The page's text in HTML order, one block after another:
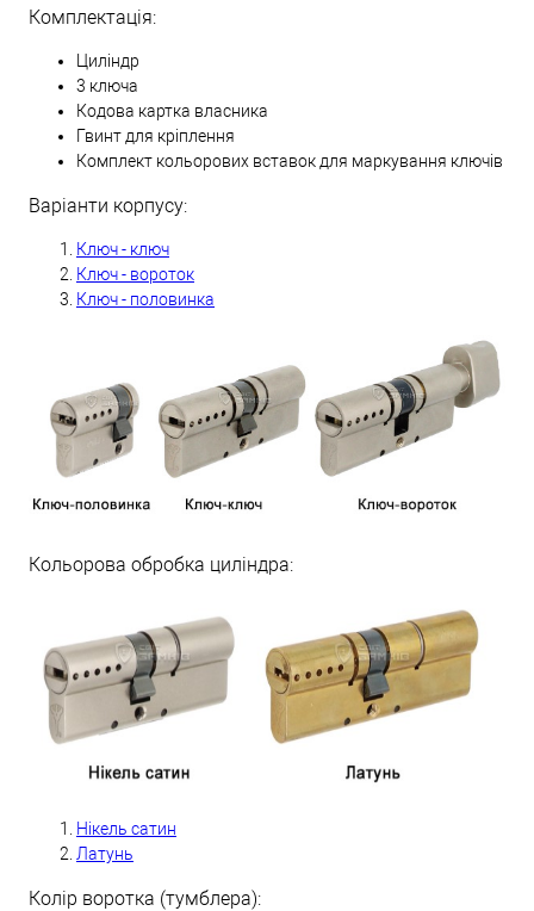
Комплектація:
Циліндр
3 ключа
Кодова картка власника
Гвинт для кріплення
Комплект кольорових вставок для маркування ключів
Варіанти корпусу:
Ключ - ключ
Ключ - вороток
Ключ - половинка
Кольорова обробка циліндра:
Нікель сатин
Латунь
Колір воротка (тумблера):